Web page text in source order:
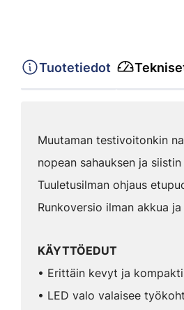
Tuotetiedot
Muutaman testivoitonkin
nopean sahauksen ja
Tuuletusilman ohjaus
Runkoversio ilman akkua
KÄYTTÖEDUT
• Erittäin kevyt ja
• LED valo valaisee